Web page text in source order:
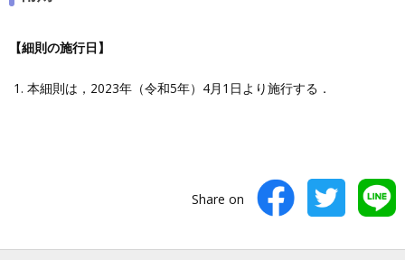
【細則の施行日】
本細則は，2023年（令和5年）4月1日より施行する．
Share on